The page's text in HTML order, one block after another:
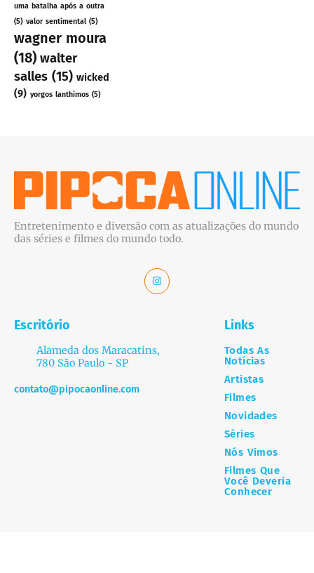
uma batalha após a outra
(5) valor sentimental (5)
wagner moura
(18) walter
salles (15) wicked
(9) yorgos lanthimos (5)
Entretenimento e diversão com as atualizações do mundo
das séries e filmes do mundo todo.
Escritório
Alameda dos Maracatins,
780 São Paulo - SP
contato@pipocaonline.com
Links
Todas As
Notícias
Artistas
Filmes
Novidades
Séries
Nós Vimos
Filmes Que
Você Deveria
Conhecer